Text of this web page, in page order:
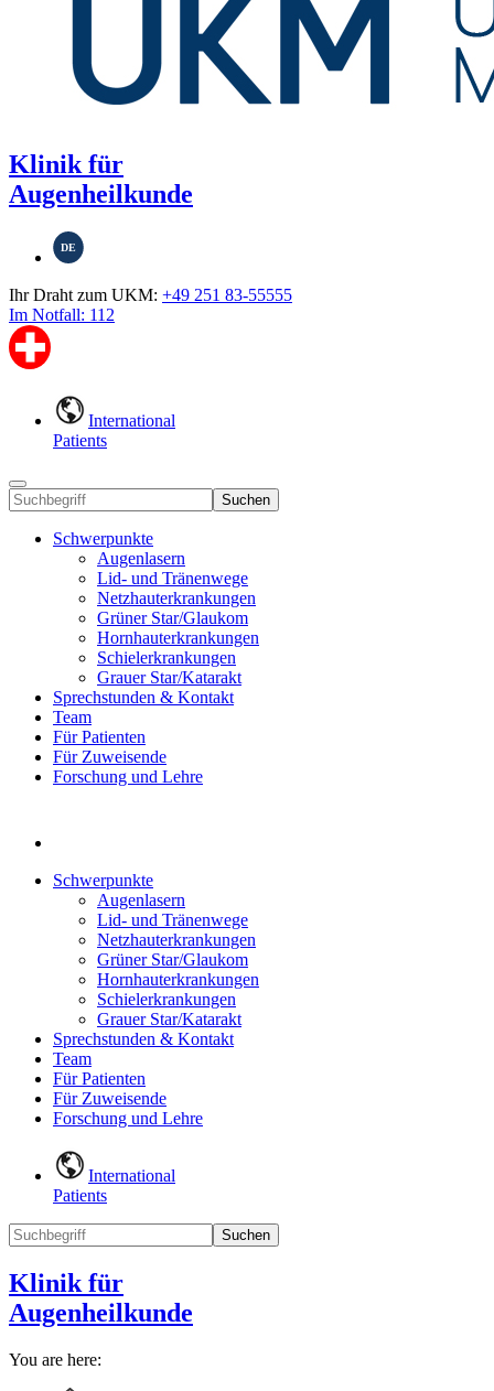
Klinik für
Augenheilkunde
DE
Ihr Draht zum UKM: +49 251 83-55555
Im Notfall: 112
International
Patients
Suchen
Schwerpunkte
Augenlasern
Lid- und Tränenwege
Netzhauterkrankungen
Grüner Star/Glaukom
Hornhauterkrankungen
Schielerkrankungen
Grauer Star/Katarakt
Sprechstunden & Kontakt
Team
Für Patienten
Für Zuweisende
Forschung und Lehre
Schwerpunkte
Augenlasern
Lid- und Tränenwege
Netzhauterkrankungen
Grüner Star/Glaukom
Hornhauterkrankungen
Schielerkrankungen
Grauer Star/Katarakt
Sprechstunden & Kontakt
Team
Für Patienten
Für Zuweisende
Forschung und Lehre
International
Patients
Suchen
Klinik für
Augenheilkunde
You are here: